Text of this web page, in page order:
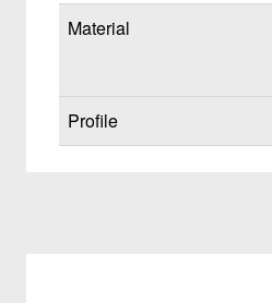
Material
Profile